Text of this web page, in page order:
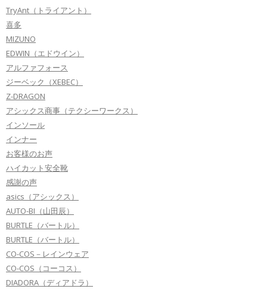
TryAnt（トライアント）
喜多
MIZUNO
EDWIN（エドウイン）
アルファフォース
ジーベック（XEBEC）
Z-DRAGON
アシックス商事（テクシーワークス）
インソール
インナー
お客様のお声
ハイカット安全靴
感謝の声
asics（アシックス）
AUTO-BI（山田辰）
BURTLE（バートル）
BURTLE（バートル）
CO-COS－レインウェア
CO-COS（コーコス）
DIADORA（ディアドラ）